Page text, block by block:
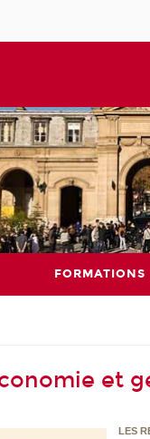
FORMATIONS
et
LES